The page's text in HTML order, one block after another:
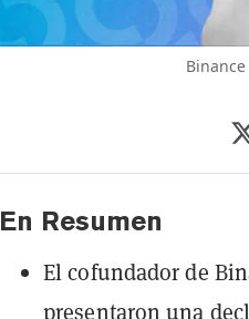
En Resumen
El cofundador de
presentaron una